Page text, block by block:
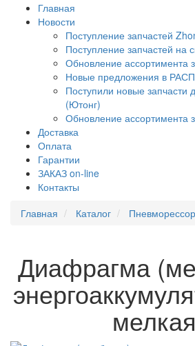
Главная
Новости
Поступление запчастей
Поступление запчастей на
Обновление ассортимента
Новые предложения в
Поступили новые запчасти
(Ютонг)
Обновление ассортимента
Доставка
Оплата
Гарантии
ЗАКАЗ on-line
Контакты
Главная
Каталог
Диафрагма
мелкая